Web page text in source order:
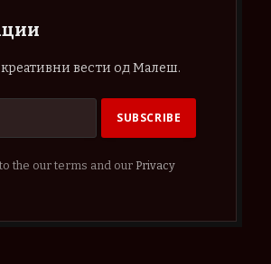
креативни вести од Малеш.
the our terms and our Privacy